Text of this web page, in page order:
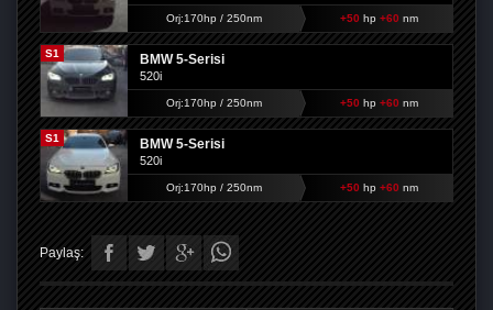
Orj:170hp / 250nm +50 hp +60 nm
S1 BMW 5-Serisi
520i
Orj:170hp / 250nm +50 hp +60 nm
S1 BMW 5-Serisi
520i
Orj:170hp / 250nm +50 hp +60 nm
Paylaş: